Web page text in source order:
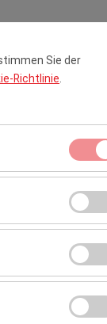
Sie der
Richtlinie
zu messen
anzuzeigen
09:00